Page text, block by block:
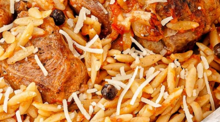
τραπέζι
να κρυώνει ο καιρός ήρθε πια η ώρα να
χειμωνιάτικα αγαπημένα πιάτα. Όλοι
είναι μια από εκείνες τις συνταγές που
την οικογένεια γύρω από ένα τραπέζι καθώς
κομμάτια κρέατος στο φούρνο με
συνοδευόμενα με κάποιο είδος ζυμαρικού,